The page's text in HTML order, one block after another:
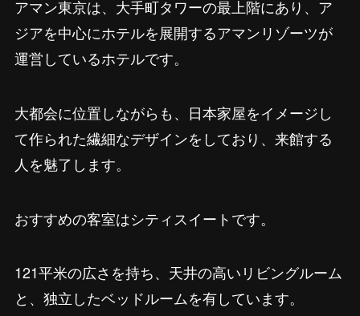
アマン東京は、大手町タワーの最上階にあり、ア
ジアを中心にホテルを展開するアマンリゾーツが
運営しているホテルです。
大都会に位置しながらも、日本家屋をイメージし
て作られた繊細なデザインをしており、来館する
人を魅了します。
おすすめの客室はシティスイートです。
121平米の広さを持ち、天井の高いリビングルーム
と、独立したベッドルームを有しています。